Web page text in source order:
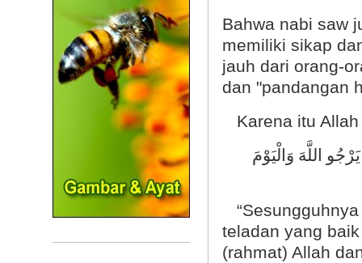
Bahwa nabi saw
memiliki sikap
jauh dari orang-
dan "pandangan
Karena itu
اللَّهَ وَالْيَوْمَ
teladan yang
(rahmat) Allah